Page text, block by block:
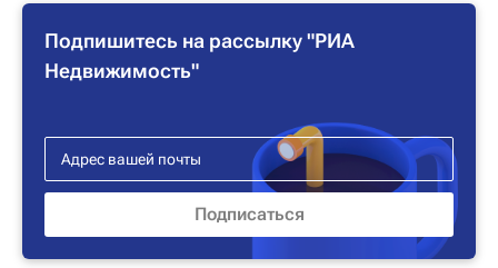
Подпишитесь на рассылку "РИА
Недвижимость"